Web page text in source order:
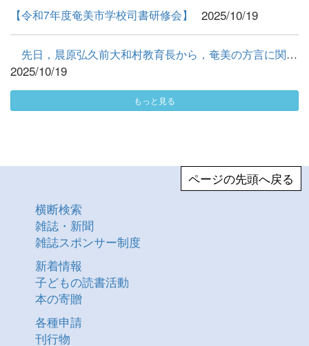
【令和7年度奄美市学校司書研修会】 2025/10/19
先日，晨原弘久前大和村教育長から，奄美の方言に関する手作り...
2025/10/19
もっと見る
ページの先頭へ戻る
横断検索
雑誌・新聞
雑誌スポンサー制度
新着情報
子どもの読書活動
本の寄贈
各種申請
刊行物